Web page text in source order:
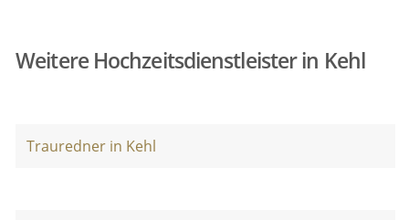
Weitere Hochzeitsdienstleister in Kehl
Trauredner in Kehl